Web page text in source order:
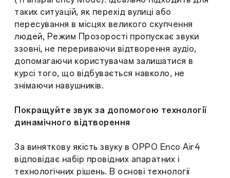
таких ситуацій, як перехід вулиці або
пересування в місцях великого скупчення
людей, Режим Прозорості пропускає звуки
ззовні, не перериваючи відтворення аудіо,
допомагаючи користувачам залишатися в
курсі того, що відбувається навколо, не
знімаючи навушників.
Покращуйте звук за допомогою технології
динамічного відтворення
За виняткову якість звуку в OPPO Enco Air4
відповідає набір провідних апаратних і
технологічних рішень. В основі технології